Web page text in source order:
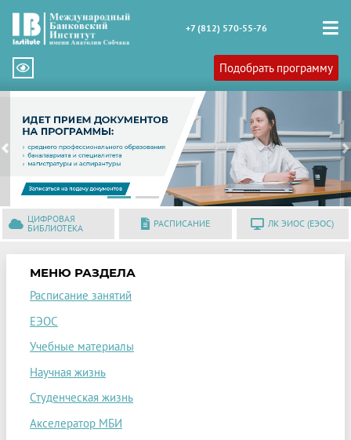
+7 (812) 570-55-76
Подобрать программу
Previous
ЦИФРОВАЯ
БИБЛИОТЕКА
РАСПИСАНИЕ ЛК ЭИОС (ЕЭОС)
МЕНЮ РАЗДЕЛА
Расписание занятий
ЕЭОС
Учебные материалы
Научная жизнь
Студенческая жизнь
Акселератор МБИ